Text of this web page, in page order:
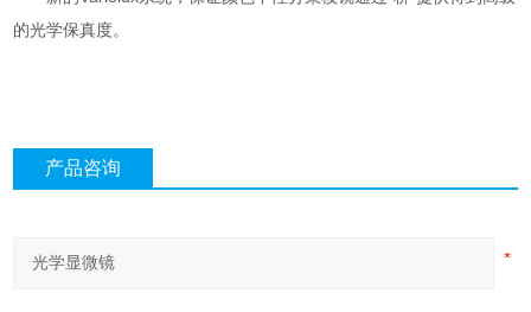
的光学保真度。
产品咨询